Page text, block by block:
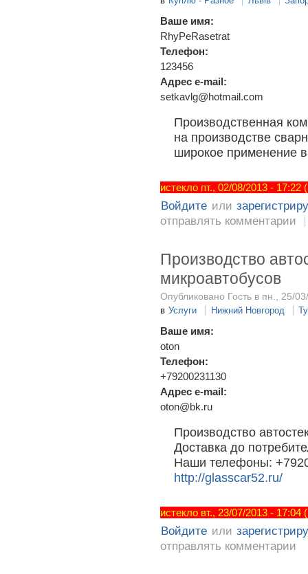
Ваше имя:
RhyPeRasetrat
Телефон:
123456
Адрес e-mail:
setkavlg@hotmail.com
Производственная
на производстве
широкое применение
истекло пт., 02/08/2013 -
Войдите или
отправлять комментарии
Производство
микроавтобусов
Опубликовано Гость в пн., 25/
в Услуги Нижний Новгород
Ваше имя:
oton
Телефон:
+79200231130
Адрес e-mail:
oton@bk.ru
Производство
Доставка до
Наши телефоны:
http://glasscar52.ru/
истекло вт., 23/07/2013 -
Войдите или
отправлять комментарии